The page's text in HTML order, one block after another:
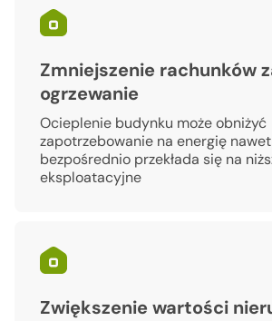
Zmniejszenie rachunków
ogrzewanie
Ocieplenie budynku może obniżyć
zapotrzebowanie na energię nawet
bezpośrednio przekłada się na
eksploatacyjne
Zwiększenie wartości